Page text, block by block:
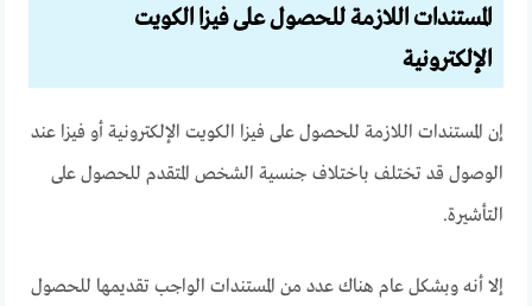
المستندات اللازمة للحصول على فيزا الكويت
الإلكترونية
إن المستندات اللازمة للحصول على فيزا الكويت الإلكترونية أو فيزا عند
الوصول قد تختلف باختلاف جنسية الشخص المتقدم للحصول على
التأشيرة.
إلا أنه وبشكل عام هناك عدد من المستندات الواجب تقديمها للحصول